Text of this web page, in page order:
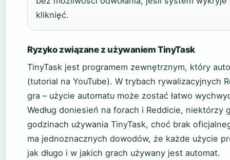
kliknięć.
Ryzyko związane z używaniem TinyTask
TinyTask jest programem zewnętrznym, który
(tutorial na YouTube). W trybach rywalizacyjnych
gra – użycie automatu może zostać łatwo
Według doniesień na forach i Reddicie, niektórzy
godzinach używania TinyTask, choć brak
ma jednoznacznych dowodów, że każde użycie
jak długo i w jakich grach używany jest automat.